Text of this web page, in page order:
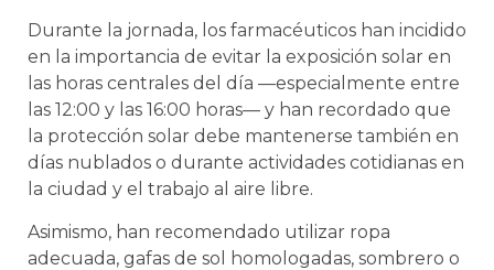
Durante la jornada, los farmacéuticos han incidido
en la importancia de evitar la exposición solar en
las horas centrales del día —especialmente entre
las 12:00 y las 16:00 horas— y han recordado que
la protección solar debe mantenerse también en
días nublados o durante actividades cotidianas en
la ciudad y el trabajo al aire libre.
Asimismo, han recomendado utilizar ropa
adecuada, gafas de sol homologadas, sombrero o